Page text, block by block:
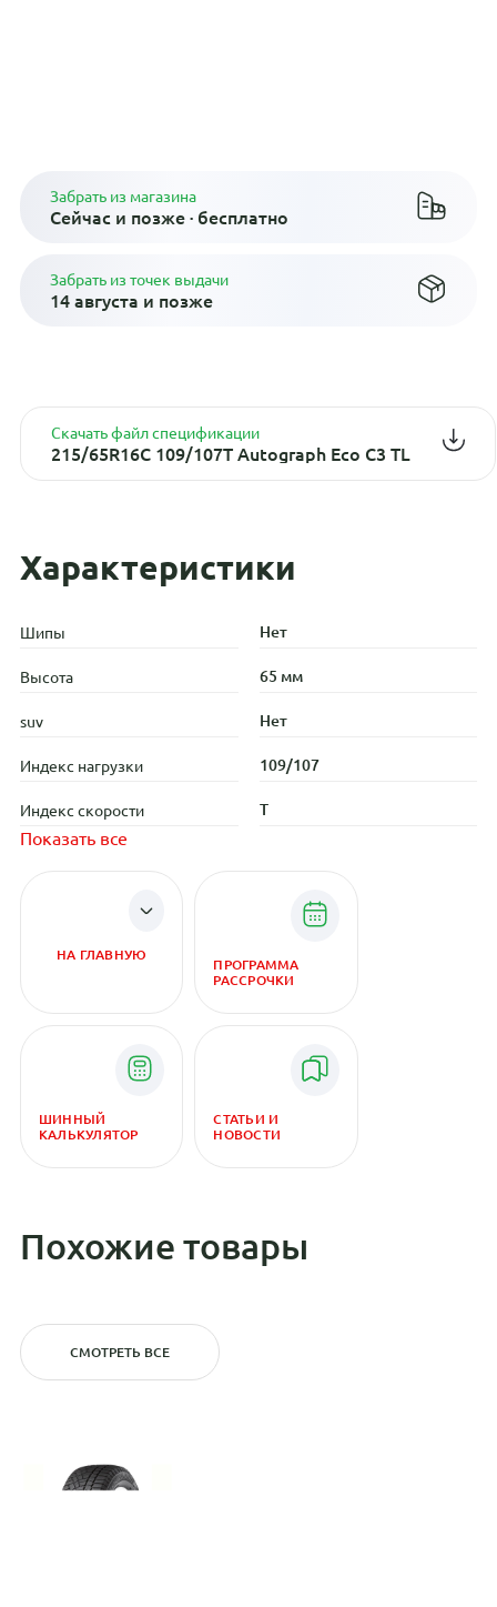
Забрать из магазина
Сейчас и позже · бесплатно
Забрать из точек выдачи
14 августа и позже
Скачать файл спецификации
215/65R16C 109/107T Autograph Eco C3 TL
Характеристики
Шипы Нет
Высота 65 мм
suv Нет
Индекс нагрузки 109/107
Индекс скорости T
Показать все
НА ГЛАВНУЮ
ПРОГРАММА
РАССРОЧКИ
ШИННЫЙ
КАЛЬКУЛЯТОР
СТАТЬИ И
НОВОСТИ
Похожие товары
СМОТРЕТЬ ВСЕ